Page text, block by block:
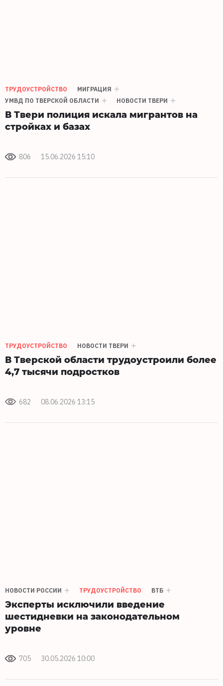
ТРУДОУСТРОЙСТВО
МИГРАЦИЯ
УМВД ПО ТВЕРСКОЙ ОБЛАСТИ
НОВОСТИ ТВЕРИ
В Твери полиция искала мигрантов на
стройках и базах
806 15.06.2026 15:10
ТРУДОУСТРОЙСТВО НОВОСТИ ТВЕРИ
В Тверской области трудоустроили более
4,7 тысячи подростков
682 08.06.2026 13:15
НОВОСТИ РОССИИ ТРУДОУСТРОЙСТВО ВТБ
Эксперты исключили введение
шестидневки на законодательном
уровне
705 30.05.2026 10:00